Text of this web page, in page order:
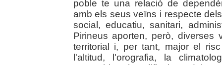
poble te una relació de
amb els seus veïns i respecte
social, educatiu, sanitari,
Pirineus aporten, però, diverses
territorial i, per tant, major el
l'altitud, l'orografia, la